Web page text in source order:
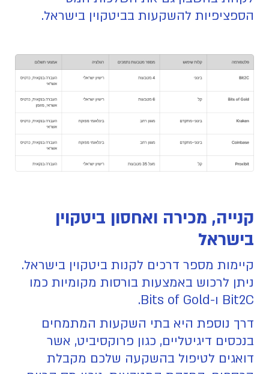
הספציפיות להשקעות בביטקוין בישראל.
קנייה, מכירה ואחסון ביטקוין
בישראל
קיימות מספר דרכים לקנות ביטקוין בישראל.
ניתן לרכוש באמצעות בורסות מקומיות כמו
Bit2C ו-Bits of Gold.
דרך נוספת היא בתי השקעות המתמחים
בנכסים דיגיטליים, כגון פרוקסיביט, אשר
דואגים לטיפול בהשקעה שלכם מקבלת